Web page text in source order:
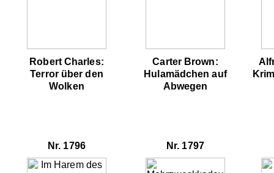
Robert Charles:
Terror über den
Wolken
Carter Brown:
Hulamädchen auf
Abwegen
Nr. 1796 Nr. 1797